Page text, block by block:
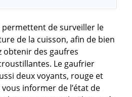
permettent de surveiller le
de la cuisson, afin de bien
obtenir des gaufres
Le gaufrier
deux voyants, rouge et
informer de l’état de